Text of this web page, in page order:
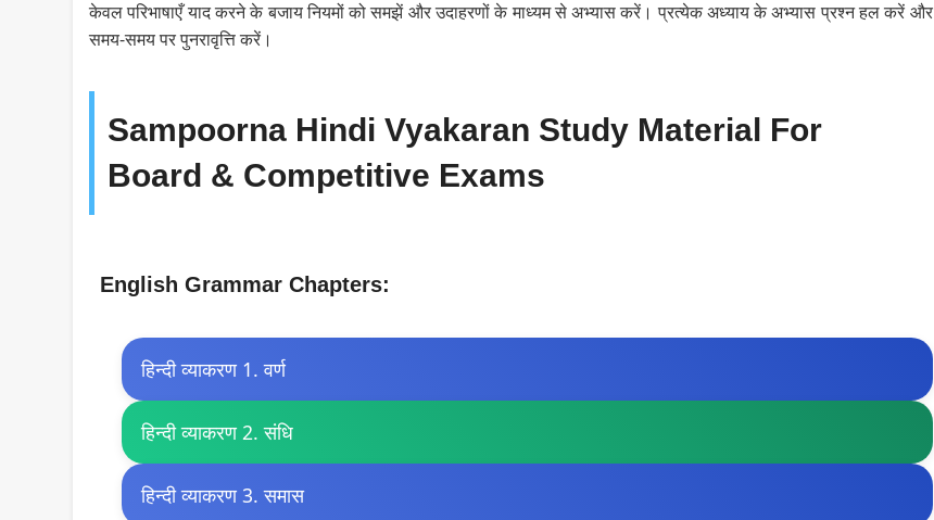
केवल परिभाषाएँ याद करने के बजाय नियमों को समझें और उदाहरणों के माध्यम से अभ्यास करें। प्रत्येक अध्याय के अभ्यास प्रश्न हल करें और
समय-समय पर पुनरावृत्ति करें।
Sampoorna Hindi Vyakaran Study Material For
Board & Competitive Exams
English Grammar Chapters:
हिन्दी व्याकरण 1. वर्ण
हिन्दी व्याकरण 2. संधि
हिन्दी व्याकरण 3. समास